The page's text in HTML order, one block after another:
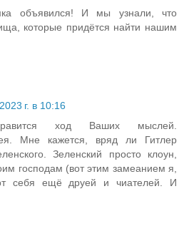
объявился! И мы узнали, что
которые придётся найти нашим
г. в 10:16
ход Ваших мыслей.
Мне кажется, вряд ли Гитлер
Зеленский просто клоун,
господам (вот этим замеанием я,
себя ещё друей и чиателей. И